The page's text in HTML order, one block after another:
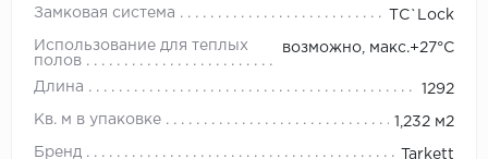
Замковая система TС`Lock
Использование для теплых
полов
возможно, макс.+27°С
Длина 1292
Кв. м в упаковке 1,232 м2
Бренд Tarkett